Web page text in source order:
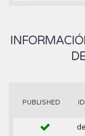
PUBLISHED ID